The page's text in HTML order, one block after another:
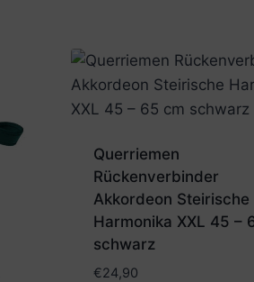
Querriemen
Rückenverbinder
Akkordeon Steirische
Harmonika XXL 45 –
schwarz
€24,90